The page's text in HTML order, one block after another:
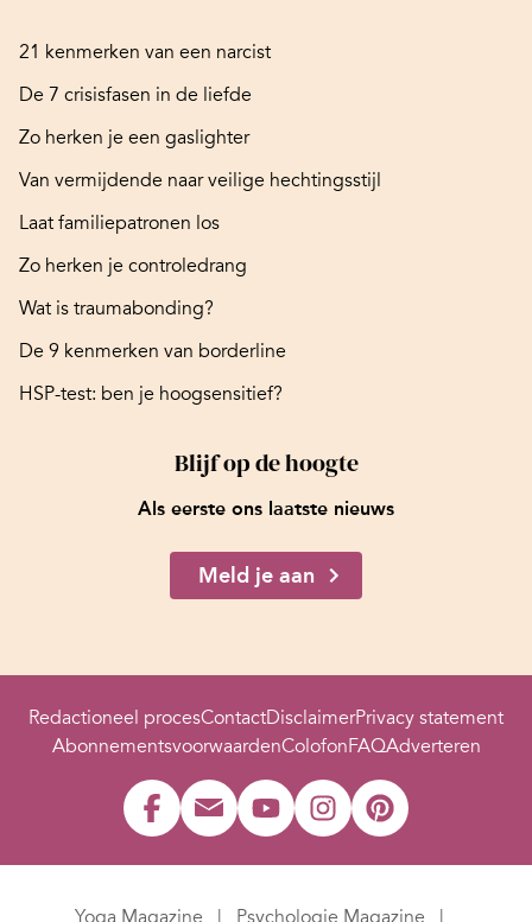
21 kenmerken van een narcist
De 7 crisisfasen in de liefde
Zo herken je een gaslighter
Van vermijdende naar veilige hechtingsstijl
Laat familiepatronen los
Zo herken je controledrang
Wat is traumabonding?
De 9 kenmerken van borderline
HSP-test: ben je hoogsensitief?
Blijf op de hoogte
Als eerste ons laatste nieuws
Meld je aan
Redactioneel procesContactDisclaimerPrivacy statement
AbonnementsvoorwaardenColofonFAQAdverteren